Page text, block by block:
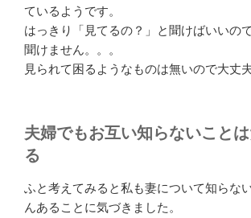
ているようです。
はっきり「見てるの？」と聞けばいいの
聞けません。。。
見られて困るようなものは無いので大丈
夫婦でもお互い知らないこと
る
ふと考えてみると私も妻について知らな
んあることに気づきました。